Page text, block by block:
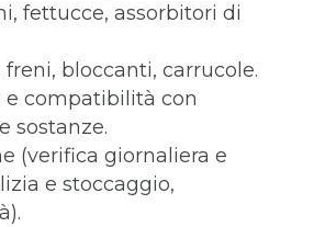
fettucce, assorbitori di
bloccanti, carrucole.
e compatibilità con
sostanze.
(verifica giornaliera e
e stoccaggio,